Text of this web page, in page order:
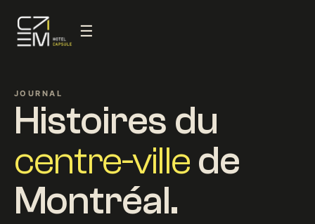
☰
JOURNAL
Histoires du
centre-ville de
Montréal.